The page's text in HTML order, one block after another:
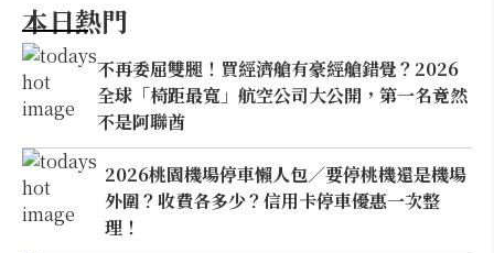
本日熱門
不再委屈雙腿！買經濟艙有豪經艙錯覺？2026
全球「椅距最寬」航空公司大公開，第一名竟然
不是阿聯酋
2026桃園機場停車懶人包／要停桃機還是機場
外圍？收費各多少？信用卡停車優惠一次整
理！